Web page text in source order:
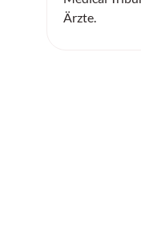
Ärzte.